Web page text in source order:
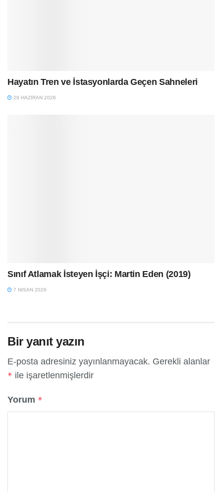
Hayatın Tren ve İstasyonlarda Geçen Sahneleri
29 HAZIRAN 2026
Sınıf Atlamak İsteyen İşçi: Martin Eden (2019)
7 NISAN 2026
Bir yanıt yazın
E-posta adresiniz yayınlanmayacak. Gerekli alanlar
* ile işaretlenmişlerdir
Yorum *